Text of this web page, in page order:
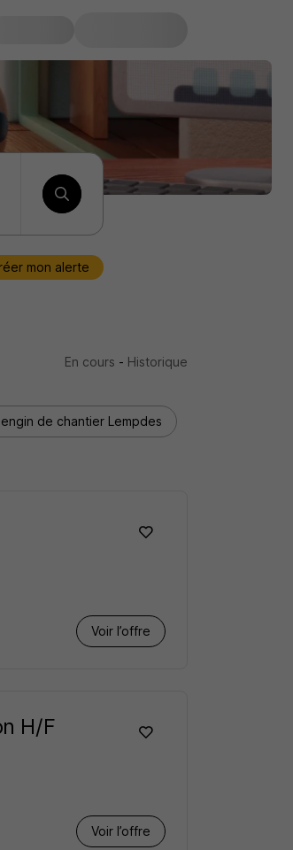
mon alerte
En cours - Historique
de chantier Lempdes
Voir l’offre
H/F
Voir l’offre